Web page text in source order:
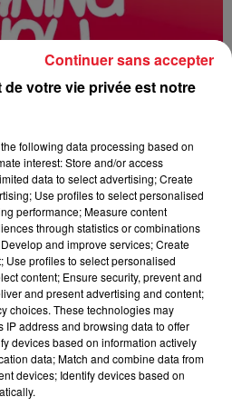
1 min 26 sec
du 23.06.2026
de votre vie privée est notre
following data processing based on
interest: Store and/or access
data to select advertising; Create
Use profiles to select personalised
performance; Measure content
through statistics or combinations
and improve services; Create
Use profiles to select personalised
content; Ensure security, prevent and
and present advertising and content;
choices. These technologies may
address and browsing data to offer
devices based on information actively
data; Match and combine data from
devices; Identify devices based on
Continuer sans accepter